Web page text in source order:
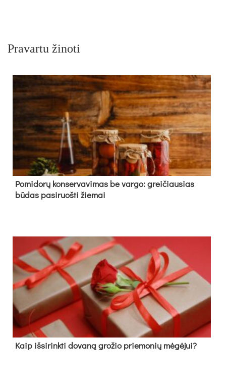
Pravartu žinoti
Pomidorų konservavimas be vargo: greičiausias
būdas pasiruošti žiemai
Kaip išsirinkti dovaną grožio priemonių mėgėjui?